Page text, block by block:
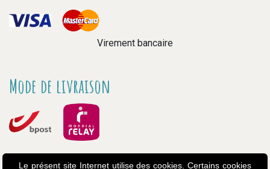
Virement bancaire
Mode de livraison
Le présent site Internet utilise des cookies. Certains cookies